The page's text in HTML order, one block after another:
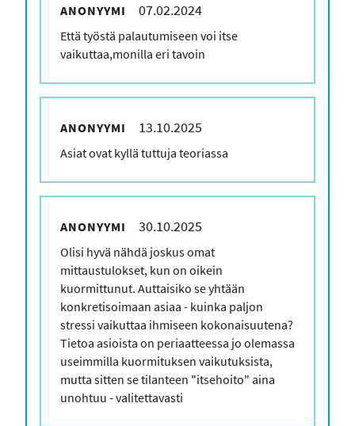
ANONYYMI 07.02.2024
Kommenttisi
Että työstä palautumiseen voi itse
vaikuttaa,monilla eri tavoin
ANONYYMI 13.10.2025
Kommenttisi
Asiat ovat kyllä tuttuja teoriassa
ANONYYMI 30.10.2025
Kommenttisi
Olisi hyvä nähdä joskus omat
mittaustulokset, kun on oikein
kuormittunut. Auttaisiko se yhtään
konkretisoimaan asiaa - kuinka paljon
stressi vaikuttaa ihmiseen kokonaisuutena?
Tietoa asioista on periaatteessa jo olemassa
useimmilla kuormituksen vaikutuksista,
mutta sitten se tilanteen "itsehoito" aina
unohtuu - valitettavasti